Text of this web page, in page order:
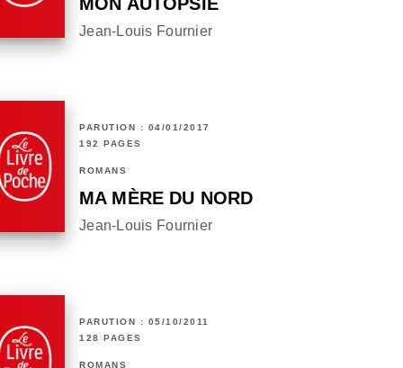
Jean-Louis Fournier
PARUTION : 04/01/2017
192 PAGES
ROMANS
MA MÈRE DU NORD
Jean-Louis Fournier
PARUTION : 05/10/2011
128 PAGES
ROMANS